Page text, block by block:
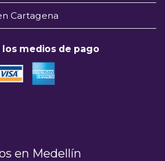
Cartagena
medios de pago
en Medellín